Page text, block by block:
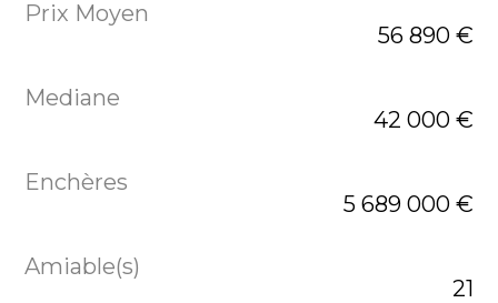
56 890 €
42 000 €
5 689 000 €
21